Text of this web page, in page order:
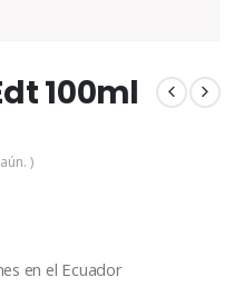
100ml
)
en el Ecuador